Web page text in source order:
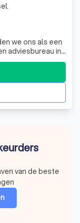
we ons als een
adviesbureau in
in zowel
(EPC),
zakelijke
van de beste